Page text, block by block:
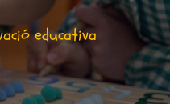
educativa